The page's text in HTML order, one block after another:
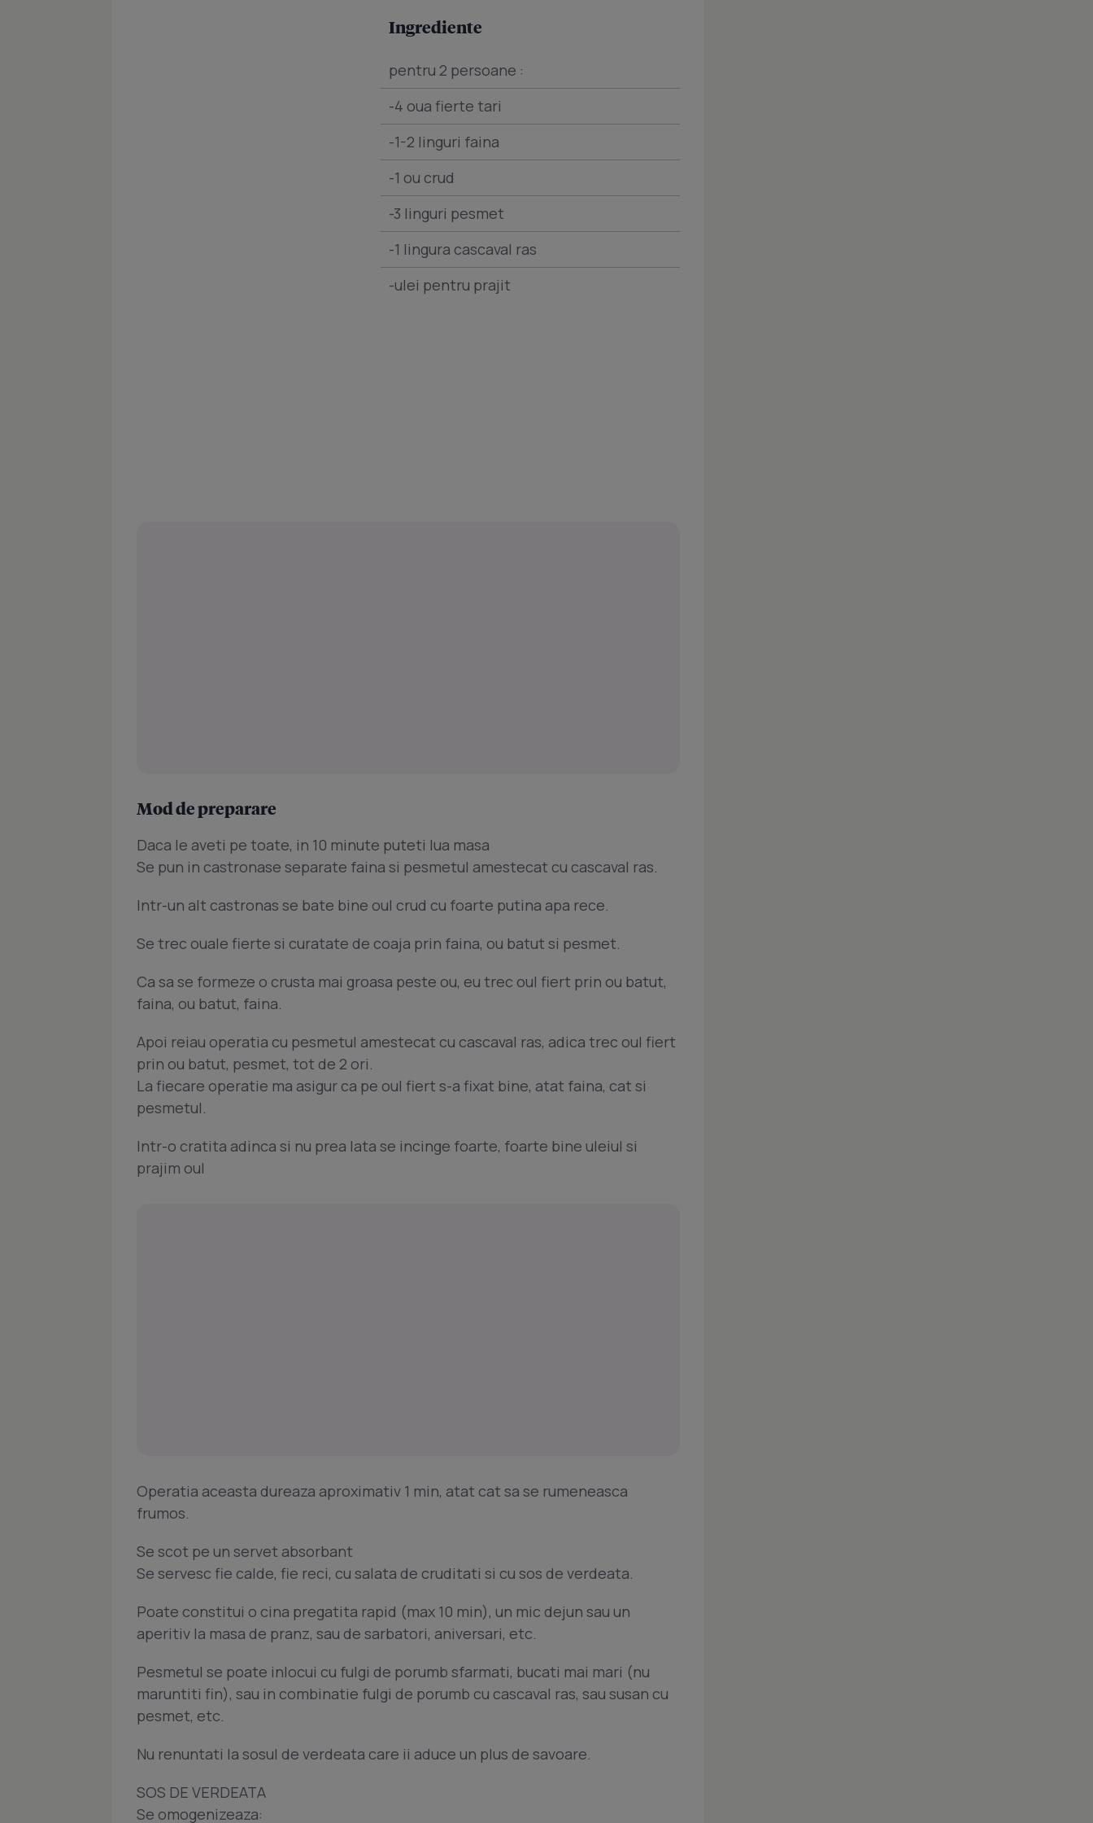
Ingrediente
pentru 2 persoane :
-4 oua fierte tari
-1-2 linguri faina
-1 ou crud
-3 linguri pesmet
-1 lingura cascaval ras
-ulei pentru prajit
Mod de preparare
Daca le aveti pe toate, in 10 minute puteti lua masa
Se pun in castronase separate faina si pesmetul amestecat cu cascaval ras.
Intr-un alt castronas se bate bine oul crud cu foarte putina apa rece.
Se trec ouale fierte si curatate de coaja prin faina, ou batut si pesmet.
Ca sa se formeze o crusta mai groasa peste ou, eu trec oul fiert prin ou batut,
faina, ou batut, faina.
Apoi reiau operatia cu pesmetul amestecat cu cascaval ras, adica trec oul fiert
prin ou batut, pesmet, tot de 2 ori.
La fiecare operatie ma asigur ca pe oul fiert s-a fixat bine, atat faina, cat si
pesmetul.
Intr-o cratita adinca si nu prea lata se incinge foarte, foarte bine uleiul si
prajim oul
Operatia aceasta dureaza aproximativ 1 min, atat cat sa se rumeneasca
frumos.
Se scot pe un servet absorbant
Se servesc fie calde, fie reci, cu salata de cruditati si cu sos de verdeata.
Poate constitui o cina pregatita rapid (max 10 min), un mic dejun sau un
aperitiv la masa de pranz, sau de sarbatori, aniversari, etc.
Pesmetul se poate inlocui cu fulgi de porumb sfarmati, bucati mai mari (nu
maruntiti fin), sau in combinatie fulgi de porumb cu cascaval ras, sau susan cu
pesmet, etc.
Nu renuntati la sosul de verdeata care ii aduce un plus de savoare.
SOS DE VERDEATA
Se omogenizeaza: